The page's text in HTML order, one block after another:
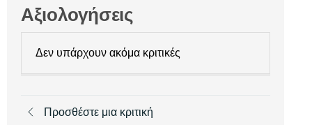
Αξιολογήσεις
Δεν υπάρχουν ακόμα κριτικές
Προσθέστε μια κριτική